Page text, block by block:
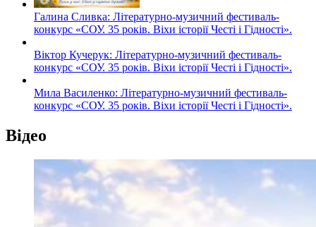
Галина Сливка: Літературно-музичний фестиваль-
конкурс «СОУ. 35 років. Віхи історії Честі і Гідності».
Віктор Кучерук: Літературно-музичний фестиваль-
конкурс «СОУ. 35 років. Віхи історії Честі і Гідності».
Мила Василенко: Літературно-музичний фестиваль-
конкурс «СОУ. 35 років. Віхи історії Честі і Гідності».
Відео